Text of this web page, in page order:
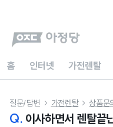
홈 인터넷 가전렌탈
질문/답변  가전렌탈  상품문
Q. 이사하면서 렌탈끝